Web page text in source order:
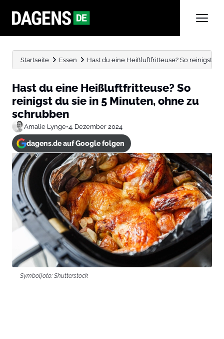
Startseite Essen Hast du eine Heißluftfritteuse? So reinigst du
Hast du eine Heißluftfritteuse? So
reinigst du sie in 5 Minuten, ohne zu
schrubben
Amalie Lynge•4. Dezember 2024
dagens.de auf Google folgen
Symbolfoto: Shutterstock